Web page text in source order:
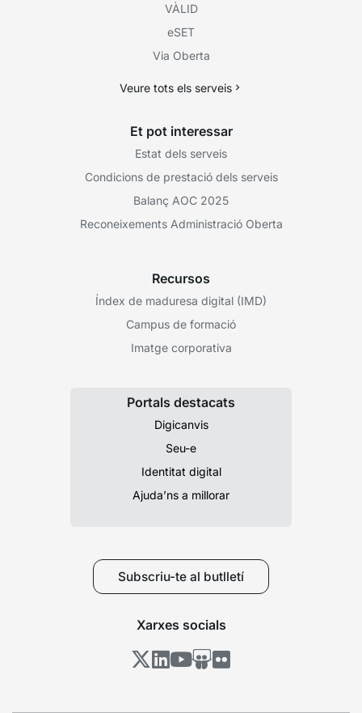
VÀLID
eSET
Via Oberta
Veure tots els serveis
Et pot interessar
Estat dels serveis
Condicions de prestació dels serveis
Balanç AOC 2025
Reconeixements Administració Oberta
Recursos
Índex de maduresa digital (IMD)
Campus de formació
Imatge corporativa
Portals destacats
Digicanvis
Seu-e
Identitat digital
Ajuda’ns a millorar
Subscriu-te al butlletí
Xarxes socials